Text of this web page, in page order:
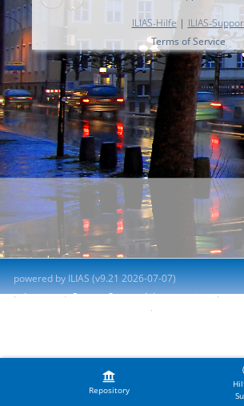
Repository
ILIAS-Hilfe| ILIAS-
Terms of Service
powered by ILIAS (v9.21 2026-07-07)
Imprint
Contact System Administration